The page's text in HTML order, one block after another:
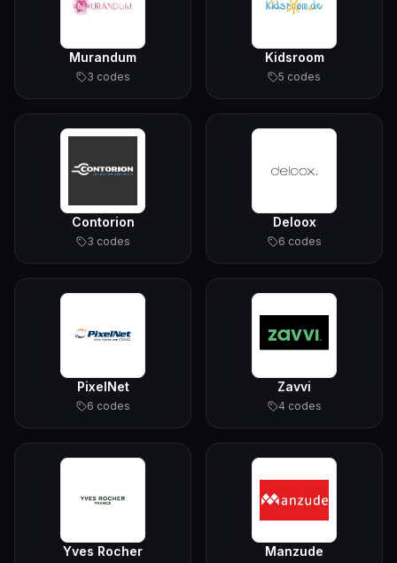
Murandum
3 codes
Kidsroom
5 codes
Contorion
3 codes
Deloox
6 codes
PixelNet
6 codes
Zavvi
4 codes
Yves Rocher Manzude